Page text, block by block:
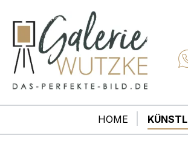
HOME